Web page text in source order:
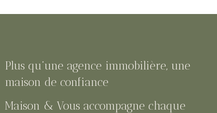
Plus qu’une agence immobilière, une
maison de confiance
Maison & Vous accompagne chaque